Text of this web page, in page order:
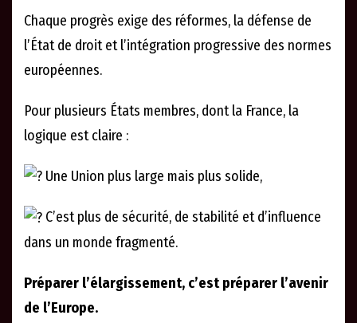
Chaque progrès exige des réformes, la défense de
l’État de droit et l’intégration progressive des normes
européennes.
Pour plusieurs États membres, dont la France, la
logique est claire :
Une Union plus large mais plus solide,
C’est plus de sécurité, de stabilité et d’influence
dans un monde fragmenté.
Préparer l’élargissement, c’est préparer l’avenir
de l’Europe.